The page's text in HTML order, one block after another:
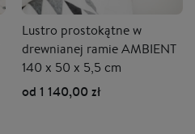
Lustro prostokątne w
drewnianej ramie AMBIENT
140 x 50 x 5,5 cm
od 1 140,00 zł